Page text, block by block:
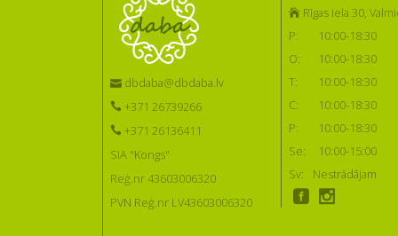
dbdaba@dbdaba.lv
+371 26739266
+371 26136411
SIA "Kongs"
Reģ.nr 43603006320
PVN Reģ.nr LV43603006320
Rīgas iela 30,
P:
10:00-18:30
O:
10:00-18:30
T:
10:00-18:30
C:
10:00-18:30
P:
10:00-18:30
Se:
10:00-15:00
Sv:
Nestrādājam